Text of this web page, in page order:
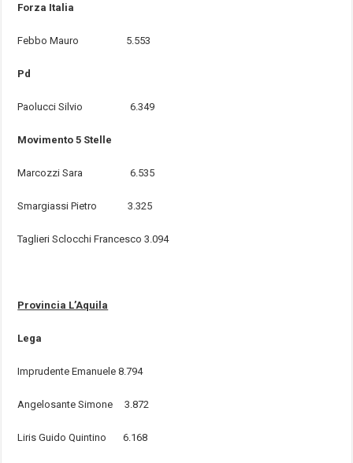
Forza Italia
Febbo Mauro 5.553
Pd
Paolucci Silvio 6.349
Movimento 5 Stelle
Marcozzi Sara 6.535
Smargiassi Pietro 3.325
Taglieri Sclocchi Francesco 3.094
Provincia L’Aquila
Lega
Imprudente Emanuele 8.794
Angelosante Simone 3.872
Liris Guido Quintino 6.168